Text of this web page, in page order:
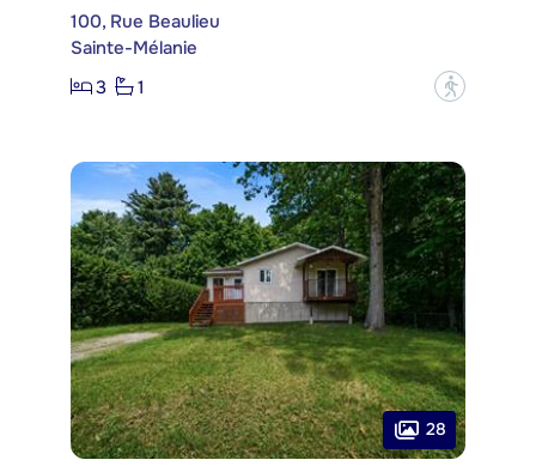
100, Rue Beaulieu
Sainte-Mélanie
3
1 ?
28